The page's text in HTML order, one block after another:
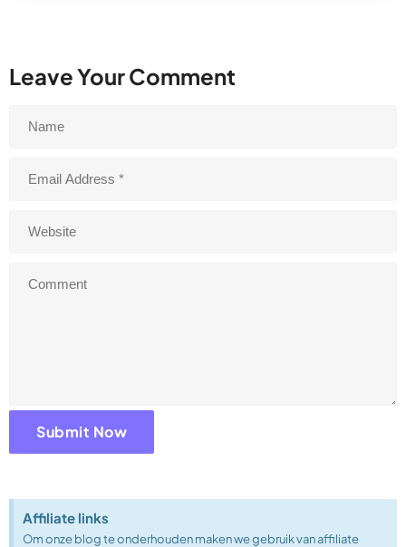
Leave Your Comment
Affiliate links
Om onze blog te onderhouden maken we gebruik van affiliate